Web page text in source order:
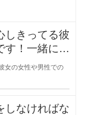
しきってる彼
す！一緒にい
女の女性や男性での
しなければな